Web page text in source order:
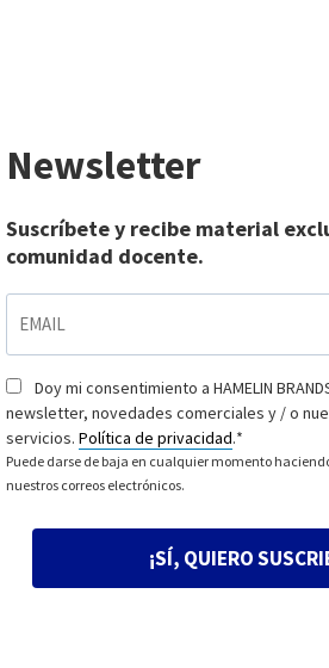
Newsletter
Suscríbete y recibe material
comunidad docente.
Consentimiento*
Doy mi consentimiento a HAMELIN
newsletter, novedades comerciales y / o
servicios. Política de privacidad.*
Puede darse de baja en cualquier momento
nuestros correos electrónicos.